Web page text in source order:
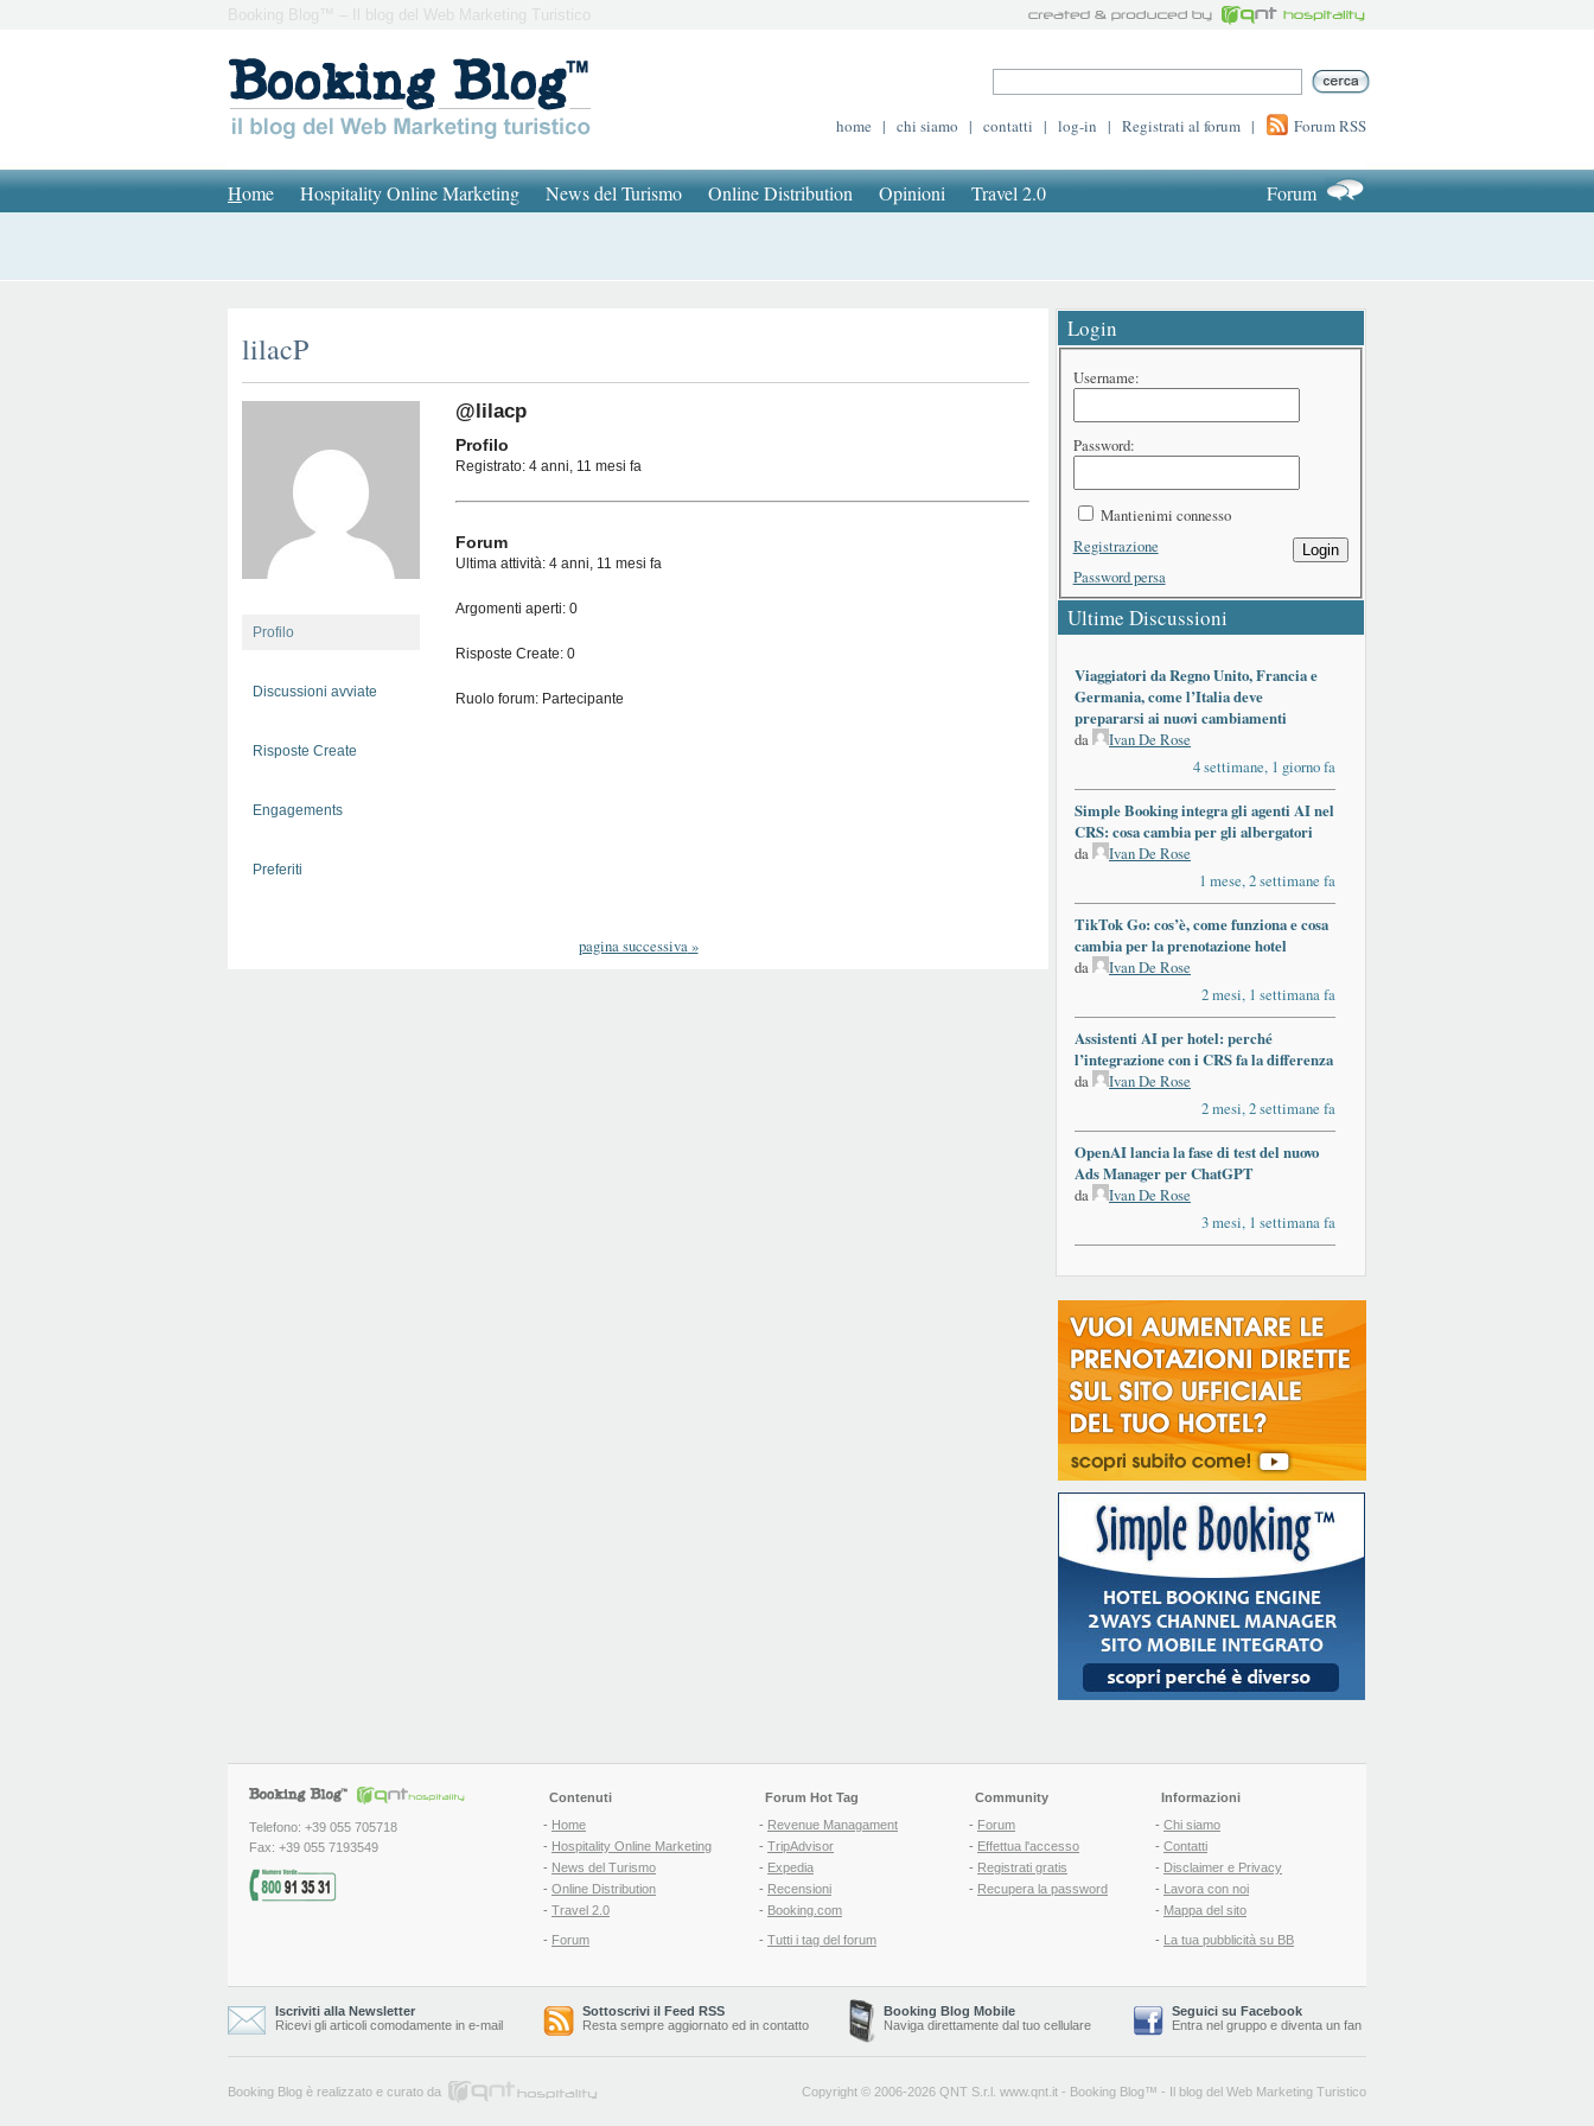
Booking Blog™ – Il blog del Web Marketing Turistico
home | chi siamo | contatti | log-in | Registrati al forum | Forum RSS
Home Hospitality Online Marketing News del Turismo Online Distribution Opinioni Travel 2.0 Forum
lilacP
Profilo
Discussioni avviate
Risposte Create
Engagements
Preferiti
@lilacp
Profilo
Registrato: 4 anni, 11 mesi fa
Forum
Ultima attività: 4 anni, 11 mesi fa
Argomenti aperti: 0
Risposte Create: 0
Ruolo forum: Partecipante
pagina successiva»
Login
Username:
Password:
Mantienimi connesso
Login
Registrazione
Password persa
Ultime Discussioni
Viaggiatori da Regno Unito, Francia e
Germania, come l’Italia deve
prepararsi ai nuovi cambiamenti
da
Ivan De Rose
4 settimane, 1 giorno fa
Simple Booking integra gli agenti AI nel
CRS: cosa cambia per gli albergatori
da
Ivan De Rose
1 mese, 2 settimane fa
TikTok Go: cos’è, come funziona e cosa
cambia per la prenotazione hotel
da
Ivan De Rose
2 mesi, 1 settimana fa
Assistenti AI per hotel: perché
l’integrazione con i CRS fa la differenza
da
Ivan De Rose
2 mesi, 2 settimane fa
OpenAI lancia la fase di test del nuovo
Ads Manager per ChatGPT
da
Ivan De Rose
3 mesi, 1 settimana fa
Telefono: +39 055 705718
Fax: +39 055 7193549
Contenuti
- Home
- Hospitality Online Marketing
- News del Turismo
- Online Distribution
- Travel 2.0
- Forum
Forum Hot Tag
- Revenue Managament
- TripAdvisor
- Expedia
- Recensioni
- Booking.com
- Tutti i tag del forum
Community
- Forum
- Effettua l'accesso
- Registrati gratis
- Recupera la password
Informazioni
- Chi siamo
- Contatti
- Disclaimer e Privacy
- Lavora con noi
- Mappa del sito
- La tua pubblicità su BB
Iscriviti alla Newsletter
Ricevi gli articoli comodamente in e-mail
Sottoscrivi il Feed RSS
Resta sempre aggiornato ed in contatto
Booking Blog Mobile
Naviga direttamente dal tuo cellulare
Seguici su Facebook
Entra nel gruppo e diventa un fan
Booking Blog è realizzato e curato da Copyright © 2006-2026 QNT S.r.l. www.qnt.it - Booking Blog™ - Il blog del Web Marketing Turistico